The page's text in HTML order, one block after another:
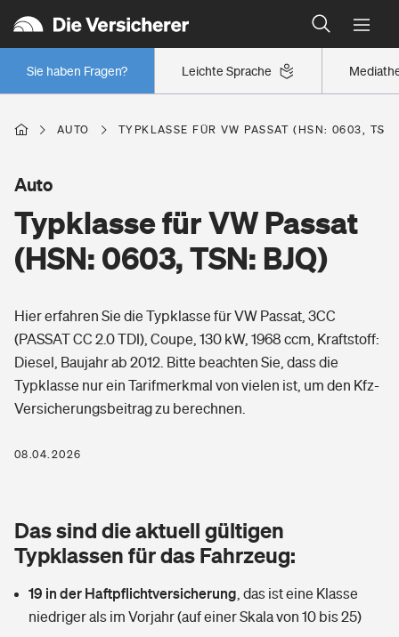
Leichte Sprache
Sie haben Fragen?
Wer versichert was: Jetzt Versicherer finden
Regionalklassen: So ist Ihre Region eingestuft
Wer versichert was: Jetzt Versicherer finden
Berufsunfähigkeitsversicherung
Erwerbsunfähigkeitsversicherung
Grundfähigkeitsversicherung
Arbeitsrechtsschutz
Berufshaftpflichtversicherung
Zur Übersicht
Tools
Wer versichert was: Jetzt Versicherer finden
Wohnen
Elementarversicherung
Glasversicherung
Mietkautionsversicherung
Freizeit
Pri­vate Haft­pflicht­
Kinderunfall­ver­si­che­rung
Kinderinvalidität
Gesundheit
Private Krankenversicherung
Dread-Disease-Versicherung
Tierkrankenversicherung
AUTO TYPKLASSE FÜR VW PASSAT (HSN: 0603,
Typklasse für VW Passat
(HSN: 0603, TSN: BJQ)
Auto
Hier erfahren Sie die Typklasse für VW Passat, 3CC
(PASSAT CC 2.0 TDI), Coupe, 130 kW, 1968 ccm, Kraftstoff:
Diesel, Baujahr ab 2012. Bitte beachten Sie, dass die
Typklasse nur ein Tarifmerkmal von vielen ist, um den Kfz-
Versicherungsbeitrag zu berechnen.
08.04.2026
Das sind die aktuell gültigen
Typklassen für das Fahrzeug:
19 in der Haftpflichtversicherung das ist eine Klasse
niedriger als im Vorjahr (auf einer Skala von 10 bis 25)